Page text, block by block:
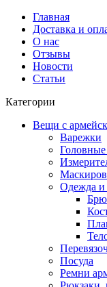
Главная
Доставка и
О нас
Отзывы
Новости
Статьи
Категории
Вещи с
Варежки
Одежда и
Посуда
Ремни